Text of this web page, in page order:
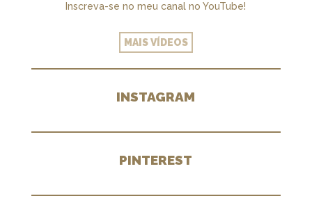
Inscreva-se no meu canal no YouTube!
MAIS VÍDEOS
INSTAGRAM
PINTEREST